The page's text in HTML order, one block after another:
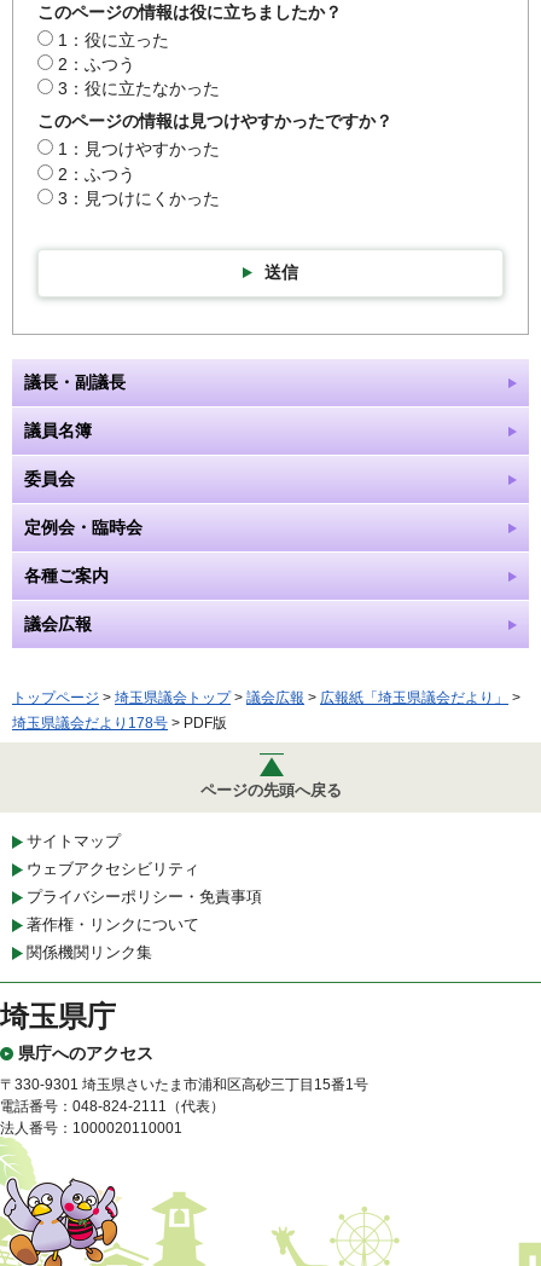
このページの情報は役に立ちましたか？
1：役に立った
2：ふつう
3：役に立たなかった
このページの情報は見つけやすかったですか？
1：見つけやすかった
2：ふつう
3：見つけにくかった
送信
議長・副議長
議員名簿
委員会
定例会・臨時会
各種ご案内
議会広報
トップページ > 埼玉県議会トップ> 議会広報 > 広報紙「埼玉県議会だより」
>
埼玉県議会だより178号 > PDF版
ページの先頭へ戻る
サイトマップ
ウェブアクセシビリティ
プライバシーポリシー・免責事項
著作権・リンクについて
関係機関リンク集
埼玉県庁
県庁へのアクセス
〒330-9301 埼玉県さいたま市浦和区高砂三丁目15番1号
電話番号：048-824-2111（代表）
法人番号：1000020110001